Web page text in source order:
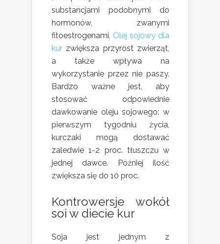
substancjami podobnymi do
hormonów, zwanymi
fitoestrogenami. Olej sojowy dla
kur zwiększa przyrost zwierząt,
a także wpływa na
wykorzystanie przez nie paszy.
Bardzo ważne jest, aby
stosować odpowiednie
dawkowanie oleju sojowego: w
pierwszym tygodniu życia,
kurczaki mogą dostawać
zaledwie 1-2 proc. tłuszczu w
jednej dawce. Później ilość
zwiększa się do 10 proc.
Kontrowersje wokół
soi w diecie kur
Soja jest jednym z